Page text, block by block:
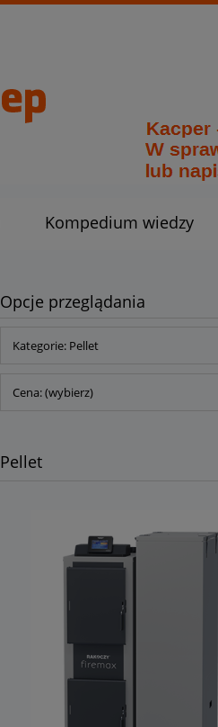
Kompedium wiedzy
Opcje przeglądania
Kategorie: Pellet
Cena: (wybierz)
Pellet